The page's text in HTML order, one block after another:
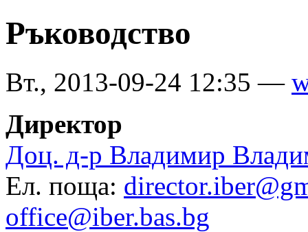
Ръководство
Вт., 2013-09-24 12:35 —
Директор
Доц. д-р Владимир
Ел. поща:
office@iber.bas.bg